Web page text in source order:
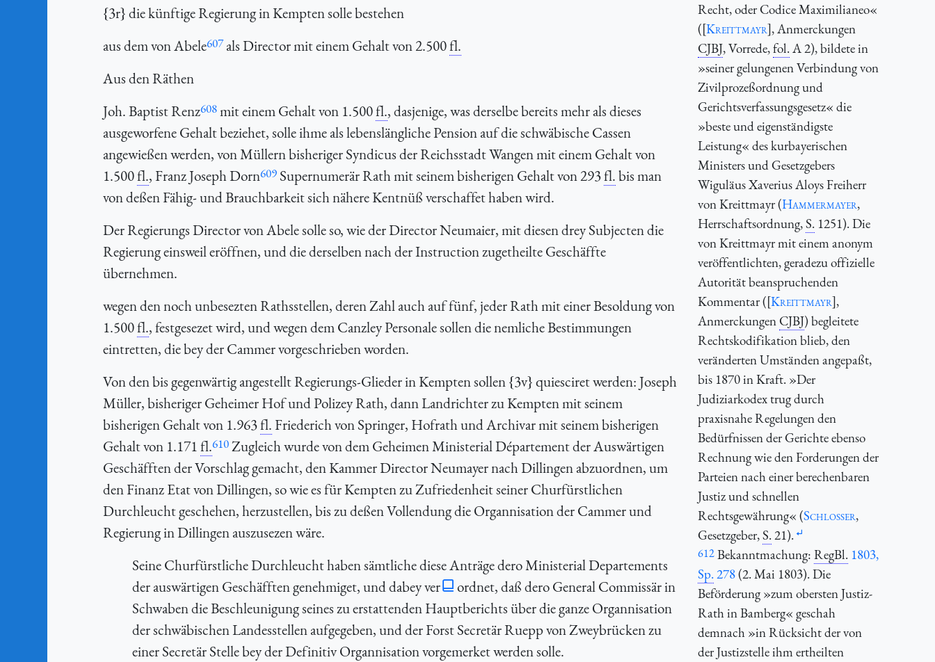
{3r} die künftige Regierung in Kempten solle bestehen
aus dem von Abele607als Director mit einem Gehalt von 2.500fl.
Aus den Räthen
Joh. Baptist Renz608mit einem Gehalt von 1.500fl., dasjenige, was derselbe bereits mehr als dieses
ausgeworfene Gehalt beziehet, solle ihme als lebenslängliche Pension auf die schwäbische Cassen
angewießen werden, von Müllern bisheriger Syndicus der Reichsstadt Wangen mit einem Gehalt von
1.500fl., Franz Joseph Dorn609Supernumerär Rath mit seinem bisherigen Gehalt von 293fl.bis man
von deßen Fähig- und Brauchbarkeit sich nähere Kentnüß verschaffet haben wird.
Der Regierungs Director von Abele solle so, wie der Director Neumaier, mit diesen drey Subjecten die
Regierung einsweil eröffnen, und die derselben nach der Instruction zugetheilte Geschäffte
übernehmen.
wegen den noch unbesezten Rathsstellen, deren Zahl auch auf fünf, jeder Rath mit einer Besoldung von
1.500fl., festgesezet wird, und wegen dem Canzley Personale sollen die nemliche Bestimmungen
eintretten, die bey der Cammer vorgeschrieben worden.
Von den bis gegenwärtig angestellt Regierungs-Glieder in Kempten sollen {3v} quiesciret werden: Joseph
Müller, bisheriger Geheimer Hof und Polizey Rath, dann Landrichter zu Kempten mit seinem
bisherigen Gehalt von 1.963fl.Friederich von Springer, Hofrath und Archivar mit seinem bisherigen
Gehalt von 1.171fl.610Zugleich wurde von dem Geheimen Ministerial Département der Auswärtigen
Geschäfften der Vorschlag gemacht, den Kammer Director Neumayer nach Dillingen abzuordnen, um
den Finanz Etat von Dillingen, so wie es für Kempten zu Zufriedenheit seiner Churfürstlichen
Durchleucht geschehen, herzustellen, bis zu deßen Vollendung die Organnisation der Cammer und
Regierung in Dillingen auszusezen wäre.
Seine Churfürstliche Durchleucht haben sämtliche diese Anträge dero Ministerial Departements
der auswärtigen Geschäfften genehmiget, und dabey ver
ordnet, daß dero General Commissär in
Schwaben die Beschleunigung seines zu erstattenden Hauptberichts über die ganze Organnisation
der schwäbischen Landesstellen aufgegeben, und der Forst Secretär Ruepp von Zweybrücken zu
einer Secretär Stelle bey der Definitiv Organnisation vorgemerket werden solle.
Recht, oder Codice Maximilianeo«
([Kreittmayr], Anmerckungen
CJBJ, Vorrede,fol.A 2), bildete in
»seiner gelungenen Verbindung von
Zivilprozeßordnung und
Gerichtsverfassungsgesetz« die
»beste und eigenständigste
Leistung« des kurbayerischen
Ministers und Gesetzgebers
Wiguläus Xaverius Aloys Freiherr
von Kreittmayr (Hammermayer,
Herrschaftsordnung,S. 1251). Die
von Kreittmayr mit einem anonym
veröffentlichten, geradezu offizielle
Autorität beanspruchenden
Kommentar ([Kreittmayr],
Anmerckungen CJBJ) begleitete
Rechtskodifikation blieb, den
veränderten Umständen angepaßt,
bis 1870 in Kraft. »Der
Judiziarkodex trug durch
praxisnahe Regelungen den
Bedürfnissen der Gerichte ebenso
Rechnung wie den Forderungen der
Parteien nach einer berechenbaren
Justiz und schnellen
Rechtsgewährung« (Schlosser,
Gesetzgeber,S.21).
612Bekanntmachung: RegBl. 1803,
Sp.278(2. Mai 1803). Die
Beförderung »zum obersten Justiz-
Rath in Bamberg« geschah
demnach »in Rücksicht der von
der Justizstelle ihm ertheilten